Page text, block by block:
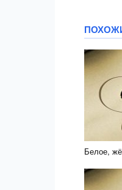
Белое,